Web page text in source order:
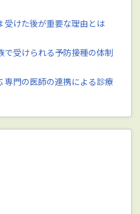
受けた後が重要な理由とは
で受けられる予防接種の体制
専門の医師の連携による診療